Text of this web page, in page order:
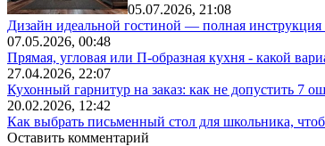
05.07.2026, 21:08
Дизайн идеальной гостиной — полная
07.05.2026, 00:48
Прямая, угловая или П-образная кухня - какой
27.04.2026, 22:07
Кухонный гарнитур на заказ: как не допустить 7
20.02.2026, 12:42
Как выбрать письменный стол для школьника,
Оставить комментарий